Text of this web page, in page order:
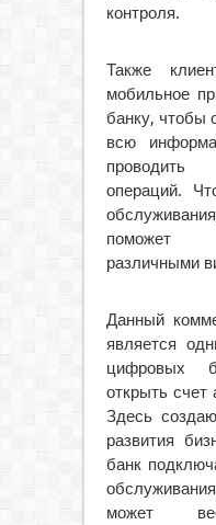
контроля.
Также
мобильное
банку, чтобы
всю
операций.
поможет
различными
Данный
является
цифровых
открыть счет
Здесь
развития
банк
может